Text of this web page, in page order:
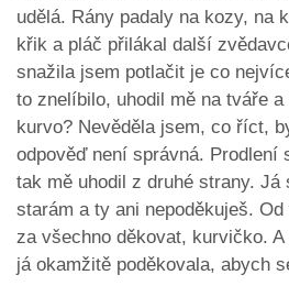
udělá. Rány padaly na kozy, na
křik a pláč přilákal další
snažila jsem potlačit je co
to znelíbilo, uhodil mě na tváře
kurvo? Nevěděla jsem, co říct,
odpověď není správná. Prodlení
tak mě uhodil z druhé strany. Já
starám a ty ani nepoděkuješ.
za všechno děkovat, kurvičko.
já okamžitě poděkovala, abych